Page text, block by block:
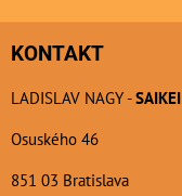
KONTAKT
LADISLAV NAGY -SAIKEI
Osuského 46
851 03 Bratislava